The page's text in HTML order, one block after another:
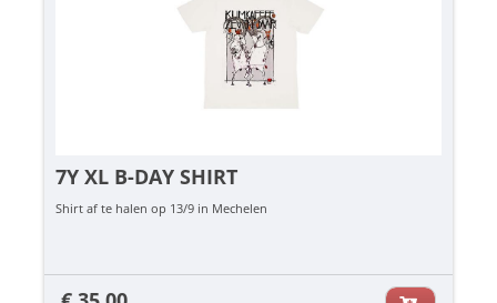
7Y XL B-DAY SHIRT
Shirt af te halen op 13/9 in Mechelen